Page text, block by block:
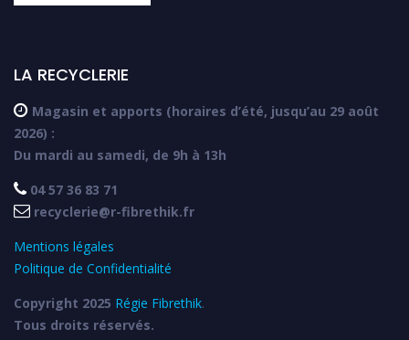
LA RECYCLERIE
 Magasin et apports (horaires d’été, jusqu’au 29 août
2026) :
Du mardi au samedi, de 9h à 13h
 04 57 36 83 71
 recyclerie@r-fibrethik.fr
Mentions légales
Politique de Confidentialité
Copyright 2025 Régie Fibrethik.
Tous droits réservés.